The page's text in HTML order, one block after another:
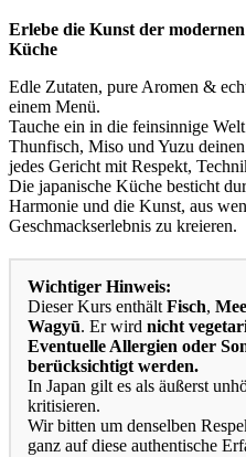
Erlebe die Kunst der
Küche
Edle Zutaten, pure Aromen &
einem Menü.
Tauche ein in die feinsinnige
Thunfisch, Miso und Yuzu
jedes Gericht mit Respekt,
Die japanische Küche besticht
Harmonie und die Kunst, aus
Geschmackserlebnis zu kreieren.
Wichtiger Hinweis:
Dieser Kurs enthält Fisch,
Wagyū. Er wird nicht
Eventuelle Allergien oder
berücksichtigt werden.
In Japan gilt es als äußerst
kritisieren.
Wir bitten um denselben
ganz auf diese authentische